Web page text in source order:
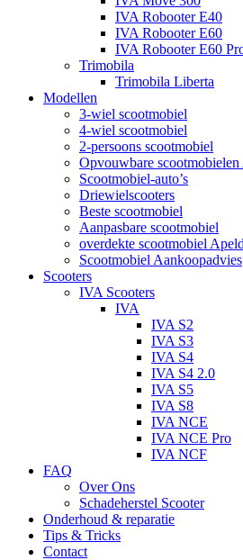
IVA Robooter E40
IVA Robooter E60
IVA Robooter E60
Trimobila
Trimobila Liberta
Modellen
3-wiel scootmobiel
4-wiel scootmobiel
2-persoons scootmobiel
Opvouwbare
Scootmobiel-auto’s
Driewielscooters
Beste scootmobiel
Aanpasbare scootmobiel
overdekte scootmobiel
Scootmobiel Aankoopadvies
Scooters
IVA Scooters
IVA
IVA S2
IVA S3
IVA S4
IVA S4 2.0
IVA S5
IVA S8
IVA NCE
IVA NCE Pro
IVA NCF
FAQ
Over Ons
Schadeherstel Scooter
Onderhoud & reparatie
Tips & Tricks
Contact